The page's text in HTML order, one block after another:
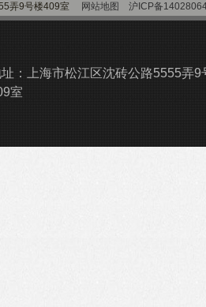
弄9号楼409室 网站地图 沪ICP备
：上海市松江区沈砖公路5555弄9
室